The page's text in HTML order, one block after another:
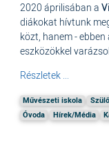
2020 áprilisában a
diákokat hívtunk
közt, hanem -
eszközökkel
Részletek ...
Művészeti iskola
Óvoda
Hírek/Média